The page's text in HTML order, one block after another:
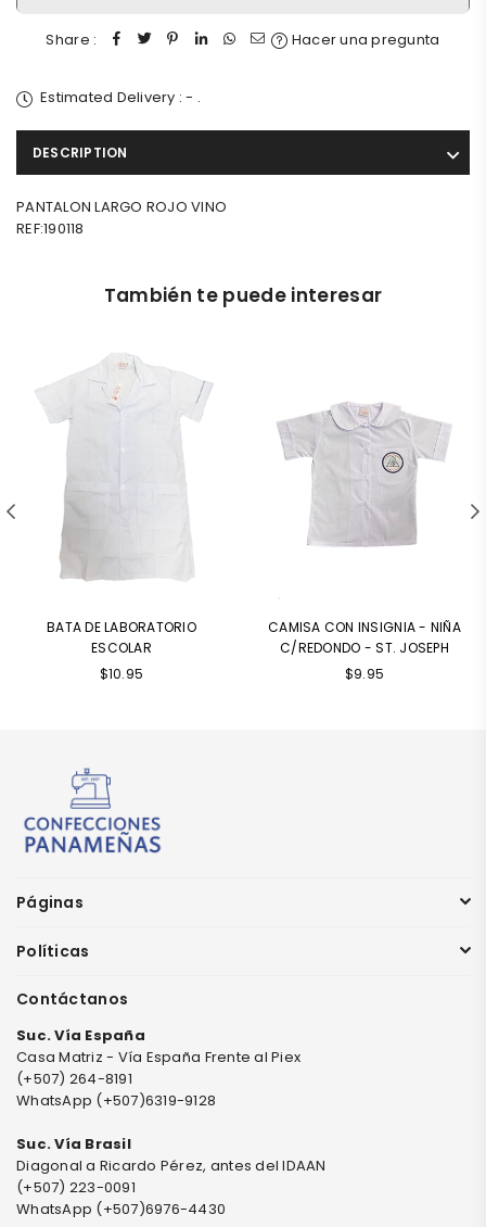
Share : Hacer una pregunta
Estimated Delivery :- .
DESCRIPTION
PANTALON LARGO ROJO VINO
REF:190118
También te puede interesar
BATA DE LABORATORIO
ESCOLAR
$10.95
CAMISA CON INSIGNIA - NIÑA
C/REDONDO - ST. JOSEPH
$9.95
Páginas
Políticas
Contáctanos
Suc. Vía España
Casa Matriz - Vía España Frente al Piex
(+507) 264-8191
WhatsApp (+507)6319-9128
Suc. Vía Brasil
Diagonal a Ricardo Pérez, antes del IDAAN
(+507) 223-0091
WhatsApp (+507)6976-4430